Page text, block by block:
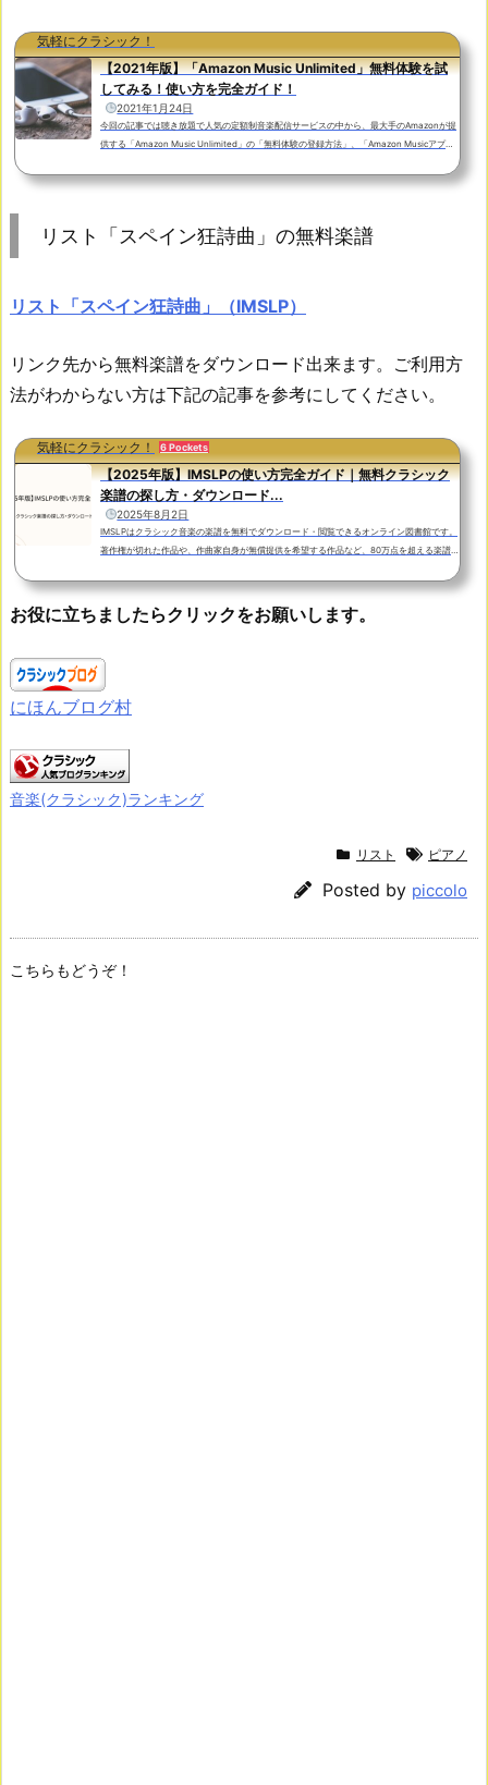
気軽にクラシック！
【2021年版】「Amazon Music Unlimited」無料体験を試
してみる！使い方を完全ガイド！
2021年1月24日
今回の記事では聴き放題で人気の定額制音楽配信サービスの中から、最大手のAmazonが提
供する「Amazon Music Unlimited」の「無料体験の登録方法」、「Amazon Musicアプリ
「Amazon Music Unlimited」では通常３０日間の無料体験期間があります。無料体験期間
Unlimited」はインタ...
リスト「スペイン狂詩曲」の無料楽譜
リスト「スペイン狂詩曲」（IMSLP）
リンク先から無料楽譜をダウンロード出来ます。ご利用方
法がわからない方は下記の記事を参考にしてください。
気軽にクラシック！ 6 Pockets
【2025年版】IMSLPの使い方完全ガイド｜無料クラシック
楽譜の探し方・ダウンロード...
2025年8月2日
IMSLPはクラシック音楽の楽譜を無料でダウンロード・閲覧できるオンライン図書館です。
著作権が切れた作品や、作曲家自身が無償提供を希望する作品など、80万点を超える楽譜が
ど使い方全般を、初心者の方にもわかりやすく解説しています。『IMSLP』公式サイトはこ
ちらX（Twitter）でも情報発信しています！「IMSLP」とは？ 出典：IMSLP 「IMSLP」
は、International Music Score Library Project (国際楽譜ライブラリープロジェクト) の略
お役に立ちましたらクリックをお願いします。
にほんブログ村
音楽(クラシック)ランキング
リスト ピアノ
Posted by piccolo
こちらもどうぞ！